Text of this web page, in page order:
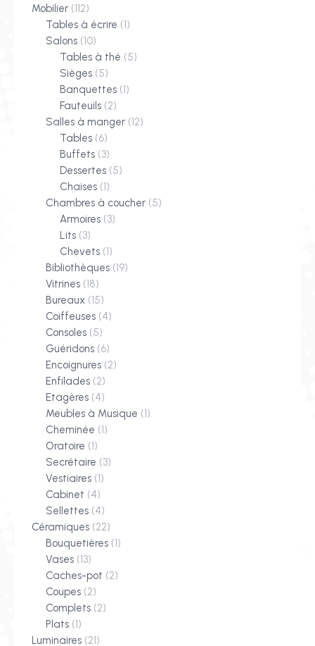
Mobilier (112)
Tables à écrire (1)
Salons (10)
Tables à thé (5)
Sièges (5)
Banquettes (1)
Fauteuils (2)
Salles à manger (12)
Tables (6)
Buffets (3)
Dessertes (5)
Chaises (1)
Chambres à coucher (5)
Armoires (3)
Lits (3)
Chevets (1)
Bibliothèques (19)
Vitrines (18)
Bureaux (15)
Coiffeuses (4)
Consoles (5)
Guéridons (6)
Encoignures (2)
Enfilades (2)
Etagères (4)
Meubles à Musique (1)
Cheminée (1)
Oratoire (1)
Secrétaire (3)
Vestiaires (1)
Cabinet (4)
Sellettes (4)
Céramiques (22)
Bouquetières (1)
Vases (13)
Caches-pot (2)
Coupes (2)
Complets (2)
Plats (1)
Luminaires (21)